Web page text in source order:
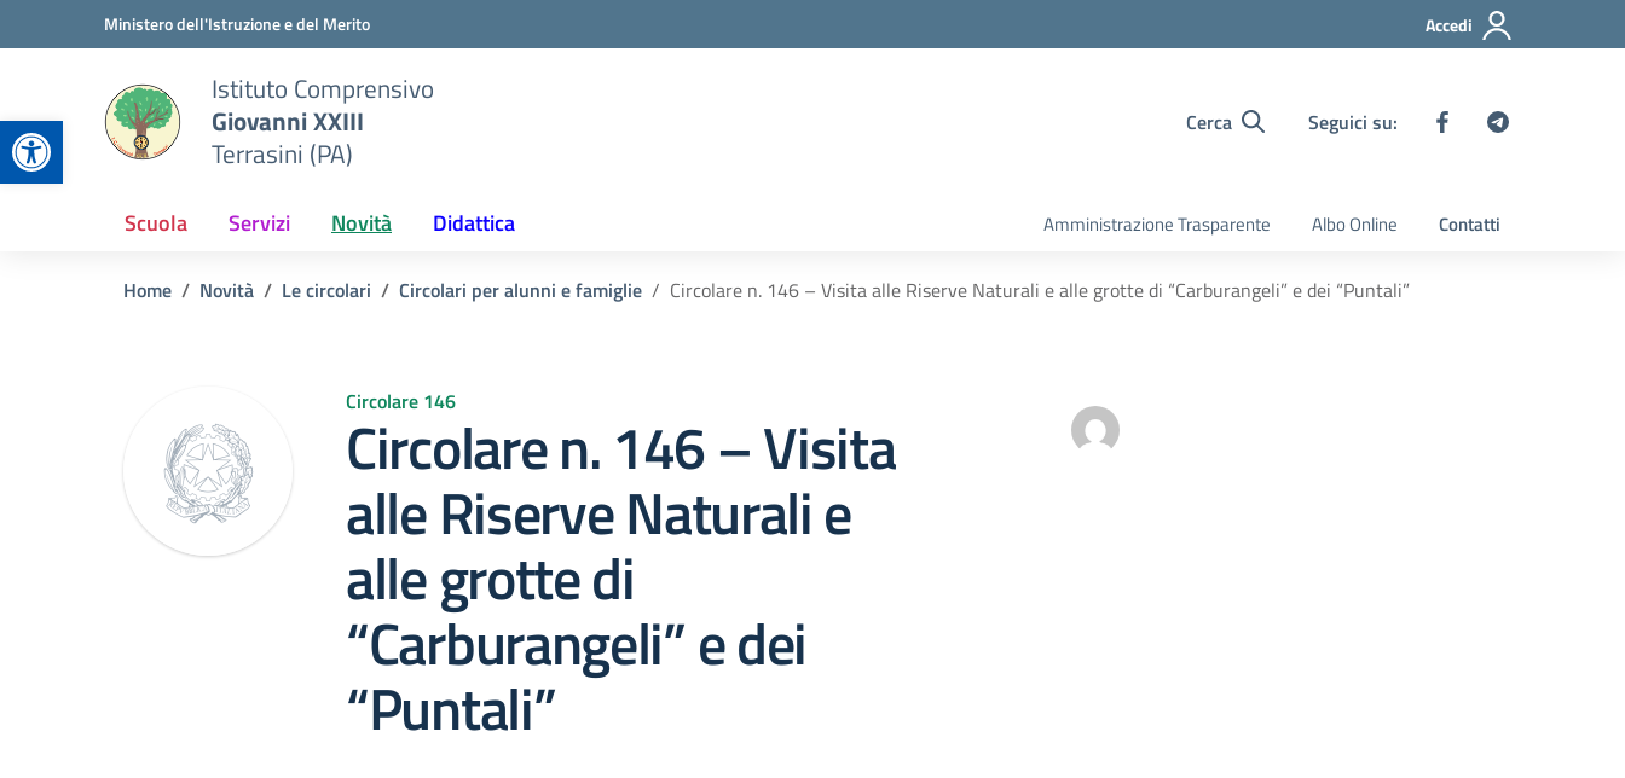
Apri la barra degli strumenti
Vai ai contenuti
Vai al menu di navigazioneMinistero dell'Istruzione e del Merito Accedi
Istituto Comprensivo
Giovanni XXIII
Terrasini (PA)
Cerca Seguici su:
Scuola Servizi Novità Didattica Amministrazione Trasparente Albo Online Contatti
Home Novità Le circolari Circolari per alunni e famiglie Circolare n. 146 – Visita alle Riserve Naturali e alle grotte di “Carburangeli” e dei “Puntali”
Circolare 146
Circolare n. 146 – Visita
alle Riserve Naturali e
alle grotte di
“Carburangeli” e dei
“Puntali”